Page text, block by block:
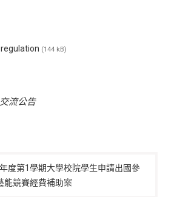
(144 kB)
流公告
度第1學期大學校院學生申請出國參
能競賽經費補助案